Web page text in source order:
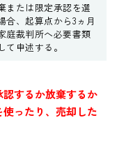
または限定承認を選
合、起算点から3ヵ月
庭裁判所へ必要書類
て申述する。
するか放棄するか
ったり、売却した